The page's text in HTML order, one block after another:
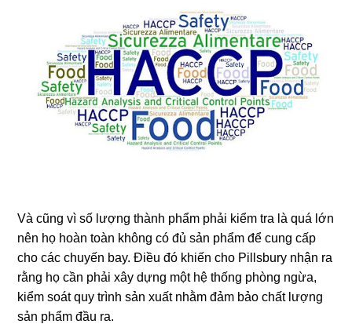
Và cũng vì số lượng thành phẩm phải kiểm tra là quá lớn
nên họ hoàn toàn không có đủ sản phẩm để cung cấp
cho các chuyến bay. Điều đó khiến cho Pillsbury nhận ra
rằng họ cần phải xây dựng một hệ thống phòng ngừa,
kiểm soát quy trình sản xuất nhằm đảm bảo chất lượng
sản phẩm đầu ra.